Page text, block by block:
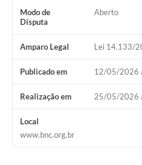
Modo de
Disputa
Aberto
Amparo Legal Lei 14.133/
Publicado em 12/05/2026
Realização em 25/05/2026
Local
www.bnc.org.br